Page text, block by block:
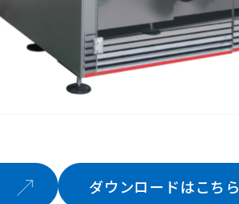
ダウンロードはこち